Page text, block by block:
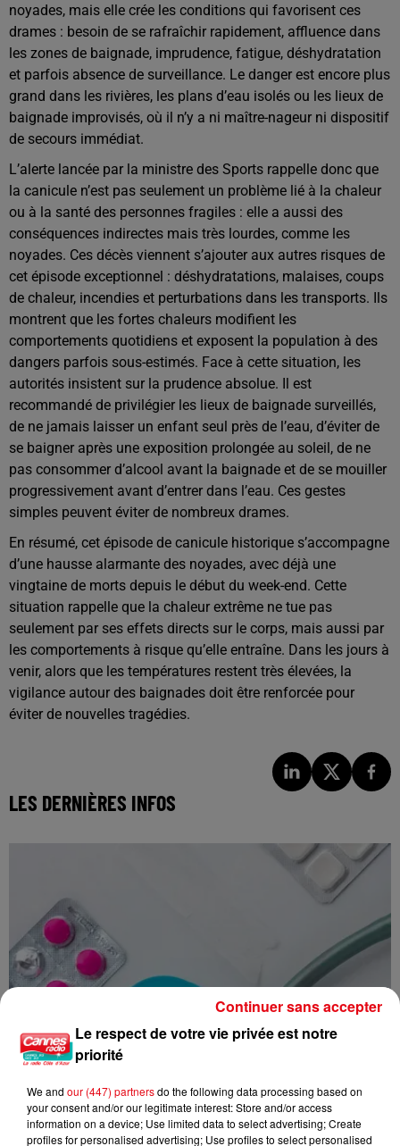
noyades, mais elle crée les conditions qui favorisent ces
drames : besoin de se rafraîchir rapidement, affluence dans
les zones de baignade, imprudence, fatigue, déshydratation
et parfois absence de surveillance. Le danger est encore plus
grand dans les rivières, les plans d’eau isolés ou les lieux de
baignade improvisés, où il n’y a ni maître-nageur ni dispositif
de secours immédiat.
L’alerte lancée par la ministre des Sports rappelle donc que
la canicule n’est pas seulement un problème lié à la chaleur
ou à la santé des personnes fragiles : elle a aussi des
conséquences indirectes mais très lourdes, comme les
noyades. Ces décès viennent s’ajouter aux autres risques de
cet épisode exceptionnel : déshydratations, malaises, coups
de chaleur, incendies et perturbations dans les transports. Ils
montrent que les fortes chaleurs modifient les
comportements quotidiens et exposent la population à des
dangers parfois sous-estimés. Face à cette situation, les
autorités insistent sur la prudence absolue. Il est
recommandé de privilégier les lieux de baignade surveillés,
de ne jamais laisser un enfant seul près de l’eau, d’éviter de
se baigner après une exposition prolongée au soleil, de ne
pas consommer d’alcool avant la baignade et de se mouiller
progressivement avant d’entrer dans l’eau. Ces gestes
simples peuvent éviter de nombreux drames.
En résumé, cet épisode de canicule historique s’accompagne
d’une hausse alarmante des noyades, avec déjà une
vingtaine de morts depuis le début du week-end. Cette
situation rappelle que la chaleur extrême ne tue pas
seulement par ses effets directs sur le corps, mais aussi par
les comportements à risque qu’elle entraîne. Dans les jours à
venir, alors que les températures restent très élevées, la
vigilance autour des baignades doit être renforcée pour
éviter de nouvelles tragédies.
LES DERNIÈRES INFOS
Le respect de votre vie privée est notre
priorité
We and our (447) partnersdo the following data processing based on
your consent and/or our legitimate interest: Store and/or access
information on a device; Use limited data to select advertising; Create
profiles for personalised advertising; Use profiles to select personalised
Continuer sans accepter